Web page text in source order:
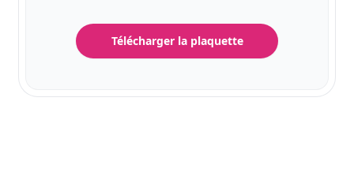
Télécharger la plaquette